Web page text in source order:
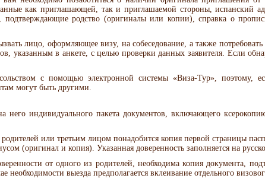
как приглашающей, так и приглашаемой стороны, испанский
подтверждающие родство (оригиналы или копии), справка о
лицо, оформляющее визу, на собеседование, а также
указанным в анкете, с целью проверки данных заявителя. Если
с помощью электронной системы «Виза-Тур», поэтому,
могут быть другими.
него индивидуального пакета документов, включающего
или третьим лицом понадобится копия первой страницы
(оригинал и копия). Указанная доверенность заполняется на
от одного из родителей, необходима копия документа,
необходимости выезда предполагается вклеивание отдельного